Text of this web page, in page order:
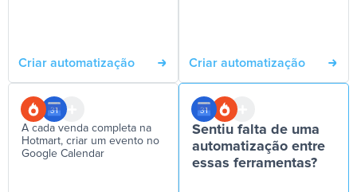
Criar automatização Criar automatização
A cada venda completa na
Hotmart, criar um evento no
Google Calendar
Sentiu falta de uma
automatização entre
essas ferramentas?